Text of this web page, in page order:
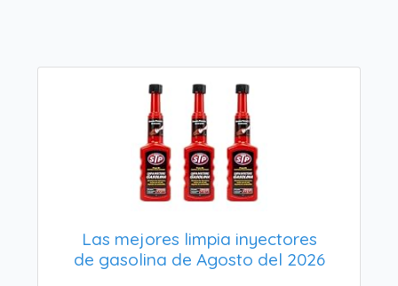
Las mejores limpia inyectores
de gasolina de Agosto del 2026